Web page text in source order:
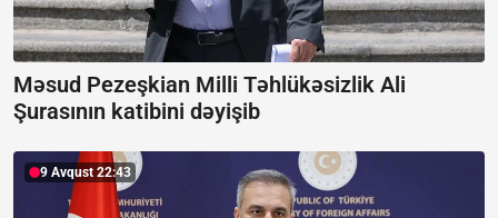
Məsud Pezeşkian Milli Təhlükəsizlik Ali
Şurasının katibini dəyişib
9 Avqust 22:43